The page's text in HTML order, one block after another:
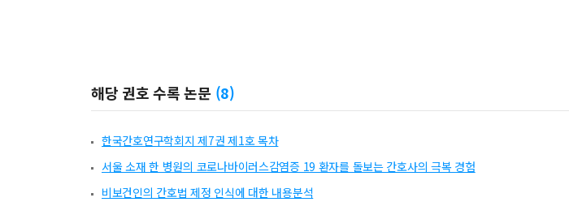
해당 권호 수록 논문 (8)
한국간호연구학회지 제7권 제1호 목차
서울 소재 한 병원의 코로나바이러스감염증 19 환자를 돌보는 간호사의 극복 경험
비보건인의 간호법 제정 인식에 대한 내용분석